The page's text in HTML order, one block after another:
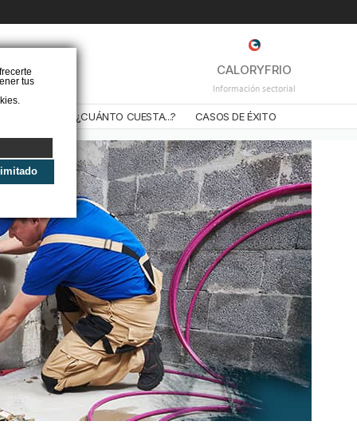
tus
CALORYFRIO
Información sectorial
¿CUÁNTO CUESTA...? CASOS DE ÉXITO